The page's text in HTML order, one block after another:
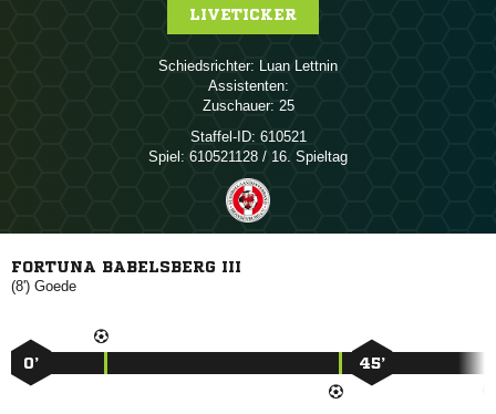
LIVETICKER
Schiedsrichter:  
Assistenten:
Zuschauer: 25
Staffel-ID: 610521
Spiel: 610521128 / 16. Spieltag
FORTUNA BABELSBERG III
(8') 
0’ 45’